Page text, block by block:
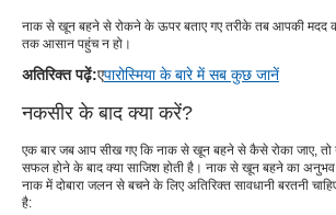
नाक से खून बहने से रोकने के ऊपर बताए गए तरीके तब आपकी मदद
तक आसान पहुंच न हो।
अतिरिक्त पढ़ें:एपारोस्मिया के बारे में सब कुछ जानें
नकसीर के बाद क्या करें?
एक बार जब आप सीख गए कि नाक से खून बहने से कैसे रोका जाए,
सफल होने के बाद क्या साजिश होती है। नाक से खून बहने का
नाक में दोबारा जलन से बचने के लिए अतिरिक्त सावधानी बरतनी
है: